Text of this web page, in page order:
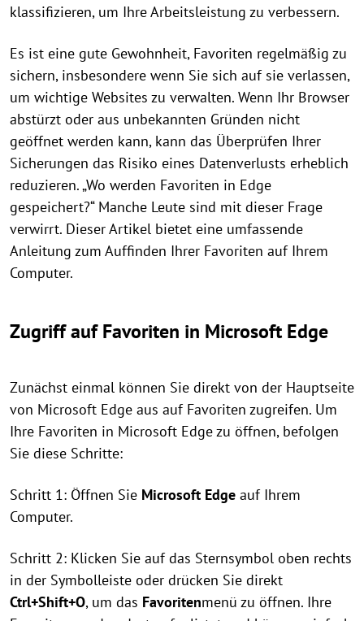
klassifizieren, um Ihre Arbeitsleistung zu verbessern.
Es ist eine gute Gewohnheit, Favoriten regelmäßig zu
sichern, insbesondere wenn Sie sich auf sie verlassen,
um wichtige Websites zu verwalten. Wenn Ihr Browser
abstürzt oder aus unbekannten Gründen nicht
geöffnet werden kann, kann das Überprüfen Ihrer
Sicherungen das Risiko eines Datenverlusts erheblich
reduzieren. „Wo werden Favoriten in Edge
gespeichert?“ Manche Leute sind mit dieser Frage
verwirrt. Dieser Artikel bietet eine umfassende
Anleitung zum Auffinden Ihrer Favoriten auf Ihrem
Computer.
Zugriff auf Favoriten in Microsoft Edge
Zunächst einmal können Sie direkt von der Hauptseite
von Microsoft Edge aus auf Favoriten zugreifen. Um
Ihre Favoriten in Microsoft Edge zu öffnen, befolgen
Sie diese Schritte:
Schritt 1: Öffnen Sie Microsoft Edge auf Ihrem
Computer.
Schritt 2: Klicken Sie auf das Sternsymbol oben rechts
in der Symbolleiste oder drücken Sie direkt
Ctrl+Shift+O, um das Favoritenmenü zu öffnen. Ihre